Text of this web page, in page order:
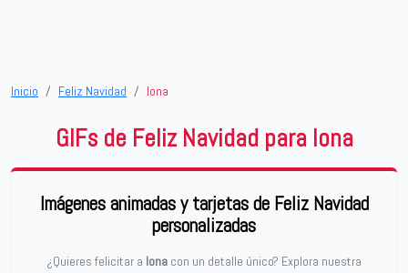
Inicio Feliz Navidad Iona
GIFs de Feliz Navidad para Iona
Imágenes animadas y tarjetas de Feliz Navidad
personalizadas
¿Quieres felicitar a Iona con un detalle único? Explora nuestra